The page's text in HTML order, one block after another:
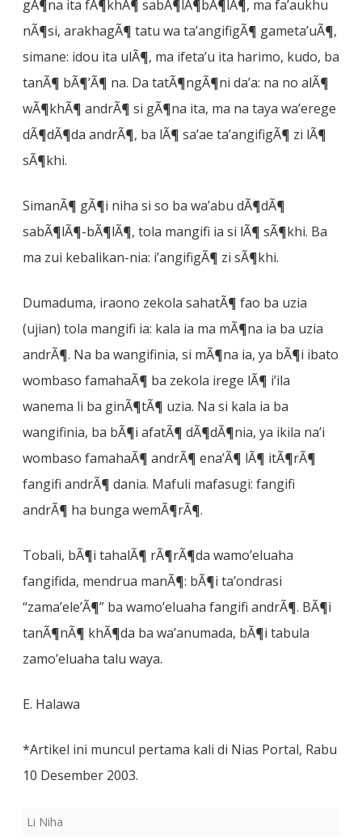
gÃ¶na ita fÃ¶khÃ¶ sabÃ¶lÃ¶bÃ¶lÃ¶, ma fa’aukhu
nÃ¶si, arakhagÃ¶ tatu wa ta’angifigÃ¶ gameta’uÃ¶,
simane: idou ita ulÃ¶, ma ifeta’u ita harimo, kudo, ba
tanÃ¶ bÃ¶’Ã¶ na. Da tatÃ¶ngÃ¶ni da’a: na no alÃ¶
wÃ¶khÃ¶ andrÃ¶ si gÃ¶na ita, ma na taya wa’erege
dÃ¶dÃ¶da andrÃ¶, ba lÃ¶ sa’ae ta’angifigÃ¶ zi lÃ¶
sÃ¶khi.
SimanÃ¶ gÃ¶i niha si so ba wa’abu dÃ¶dÃ¶
sabÃ¶lÃ¶-bÃ¶lÃ¶, tola mangifi ia si lÃ¶ sÃ¶khi. Ba
ma zui kebalikan-nia: i’angifigÃ¶ zi sÃ¶khi.
Dumaduma, iraono zekola sahatÃ¶ fao ba uzia
(ujian) tola mangifi ia: kala ia ma mÃ¶na ia ba uzia
andrÃ¶. Na ba wangifinia, si mÃ¶na ia, ya bÃ¶i ibato
wombaso famahaÃ¶ ba zekola irege lÃ¶ i’ila
wanema li ba ginÃ¶tÃ¶ uzia. Na si kala ia ba
wangifinia, ba bÃ¶i afatÃ¶ dÃ¶dÃ¶nia, ya ikila na’i
wombaso famahaÃ¶ andrÃ¶ ena’Ã¶ lÃ¶ itÃ¶rÃ¶
fangifi andrÃ¶ dania. Mafuli mafasugi: fangifi
andrÃ¶ ha bunga wemÃ¶rÃ¶.
Tobali, bÃ¶i tahalÃ¶ rÃ¶rÃ¶da wamo’eluaha
fangifida, mendrua manÃ¶: bÃ¶i ta’ondrasi
“zama’ele’Ã¶” ba wamo’eluaha fangifi andrÃ¶. BÃ¶i
tanÃ¶nÃ¶ khÃ¶da ba wa’anumada, bÃ¶i tabula
zamo’eluaha talu waya.
E. Halawa
*Artikel ini muncul pertama kali di Nias Portal, Rabu
10 Desember 2003.
Li Niha